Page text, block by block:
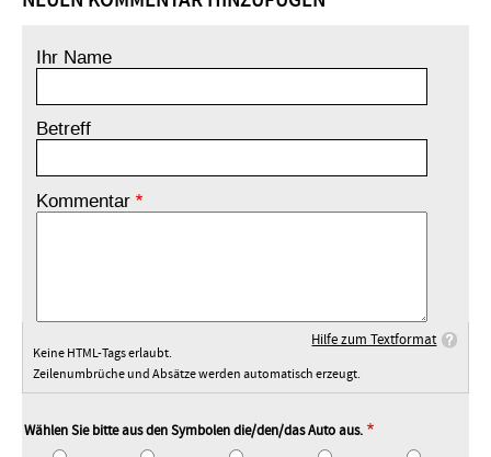
Ihr Name
Betreff
Kommentar
Hilfe zum Textformat
Keine HTML-Tags erlaubt.
Zeilenumbrüche und Absätze werden automatisch erzeugt.
Wählen Sie bitte aus den Symbolen die/den/das Auto aus.